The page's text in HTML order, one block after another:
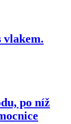
vlakem.
po níž